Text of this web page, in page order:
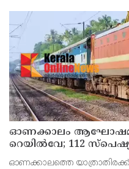
പിതാവ് രാജേഷ് യാദവിനെ
ഓണക്കാലം
റെയിൽവേ; 112
ബുക്കിംഗുകൾ ഉടൻ
ഓണക്കാലത്തെ യാത്രാതിരക്ക്